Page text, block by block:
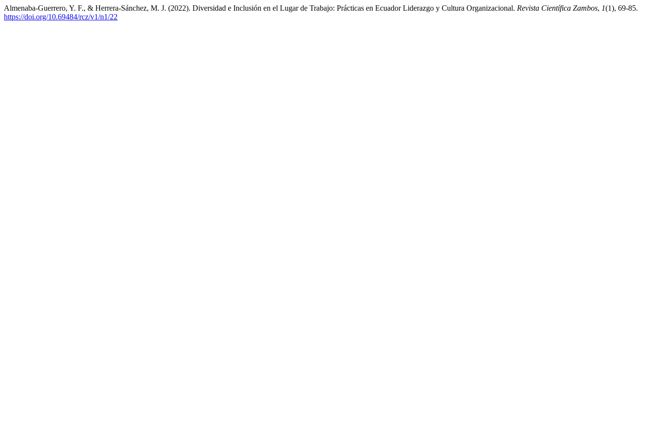
Almenaba-Guerrero, Y. F., & Herrera-Sánchez, M. J. (2022). Diversidad e Inclusión en el Lugar de Trabajo: Prácticas en Ecuador Liderazgo y Cultura Organizacional. Revista Científica Zambos, 1(1), 69-85.
https://doi.org/10.69484/rcz/v1/n1/22